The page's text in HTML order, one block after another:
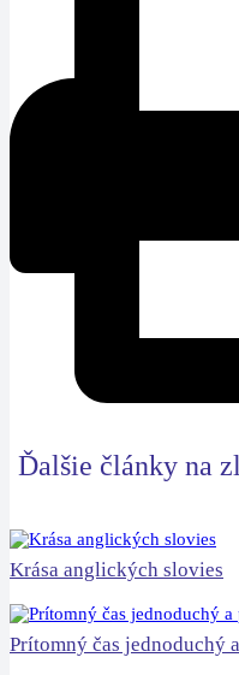
Ďalšie články na
Krása anglických slovies
Prítomný čas jednoduchý